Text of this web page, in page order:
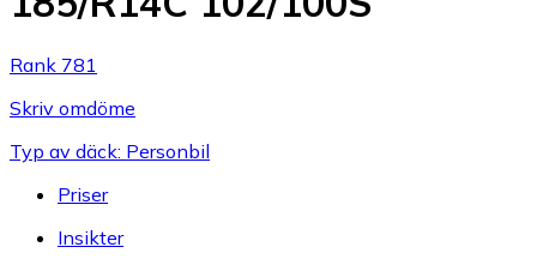
Rank 781
Skriv omdöme
Typ av däck: Personbil
Priser
Insikter